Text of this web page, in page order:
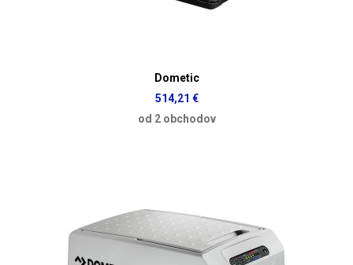
Dometic
514,21 €
od 2 obchodov